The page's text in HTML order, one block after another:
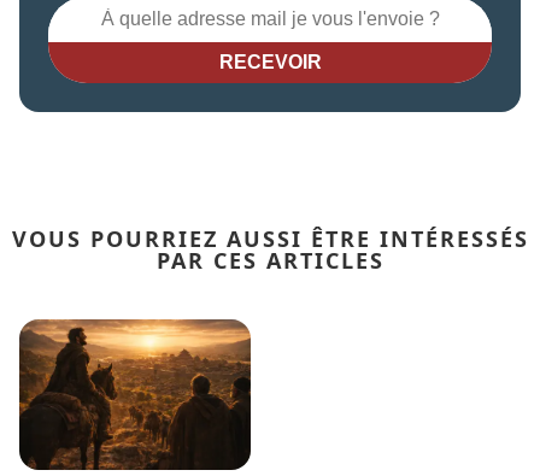
RECEVOIR
VOUS POURRIEZ AUSSI ÊTRE INTÉRESSÉS
PAR CES ARTICLES